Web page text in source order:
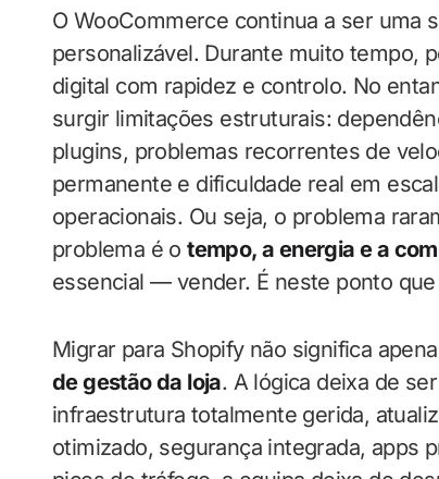
O WooCommerce continua a ser uma
personalizável. Durante muito tempo,
digital com rapidez e controlo. No
surgir limitações estruturais:
plugins, problemas recorrentes de
permanente e dificuldade real em
operacionais. Ou seja, o problema
problema é otempo, a energia e a
essencial — vender. É neste ponto
Migrar para Shopify não significa
de gestão da loja. A lógica deixa de
infraestrutura totalmente gerida,
otimizado, segurança integrada, apps